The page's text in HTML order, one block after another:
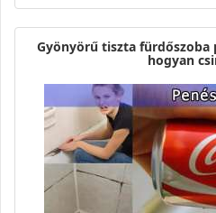
Gyönyörű tiszta fürdőszoba
hogyan